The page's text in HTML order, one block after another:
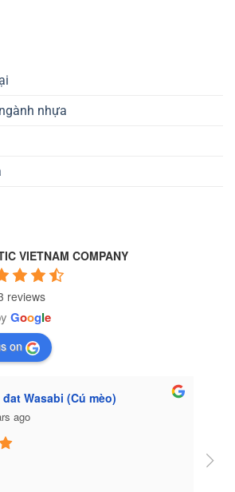
nhựa
VIETNAM COMPANY
reviews
Google
on
Wasabi (Cú mèo)
ago